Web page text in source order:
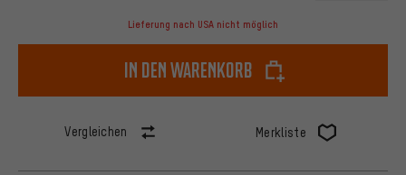
Lieferung nach USA nicht möglich
In den Warenkorb
Vergleichen Merkliste